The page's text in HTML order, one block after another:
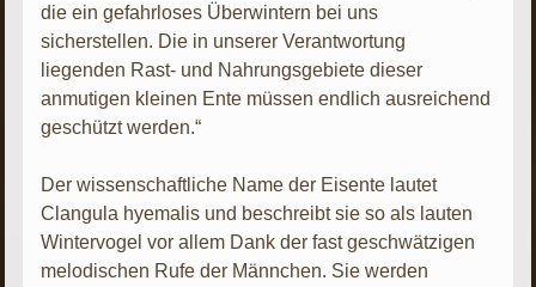
die ein gefahrloses Überwintern bei uns
sicherstellen. Die in unserer Verantwortung
liegenden Rast- und Nahrungsgebiete dieser
anmutigen kleinen Ente müssen endlich ausreichend
geschützt werden.“
Der wissenschaftliche Name der Eisente lautet
Clangula hyemalis und beschreibt sie so als lauten
Wintervogel vor allem Dank der fast geschwätzigen
melodischen Rufe der Männchen. Sie werden